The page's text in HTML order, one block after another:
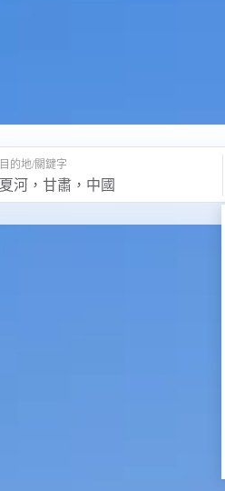
目的地/關鍵字